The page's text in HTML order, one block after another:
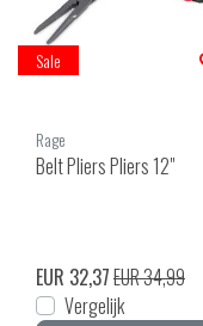
Sale
Rage
Belt Pliers Pliers 12"
EUR 32,37EUR 34,99
Vergelijk